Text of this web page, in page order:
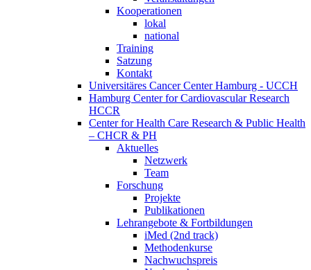
Kooperationen
lokal
national
Training
Satzung
Kontakt
Universitäres Cancer Center Hamburg - UCCH
Hamburg Center for Cardiovascular Research
HCCR
Center for Health Care Research & Public Health
– CHCR & PH
Aktuelles
Netzwerk
Team
Forschung
Projekte
Publikationen
Lehrangebote & Fortbildungen
iMed (2nd track)
Methodenkurse
Nachwuchspreis